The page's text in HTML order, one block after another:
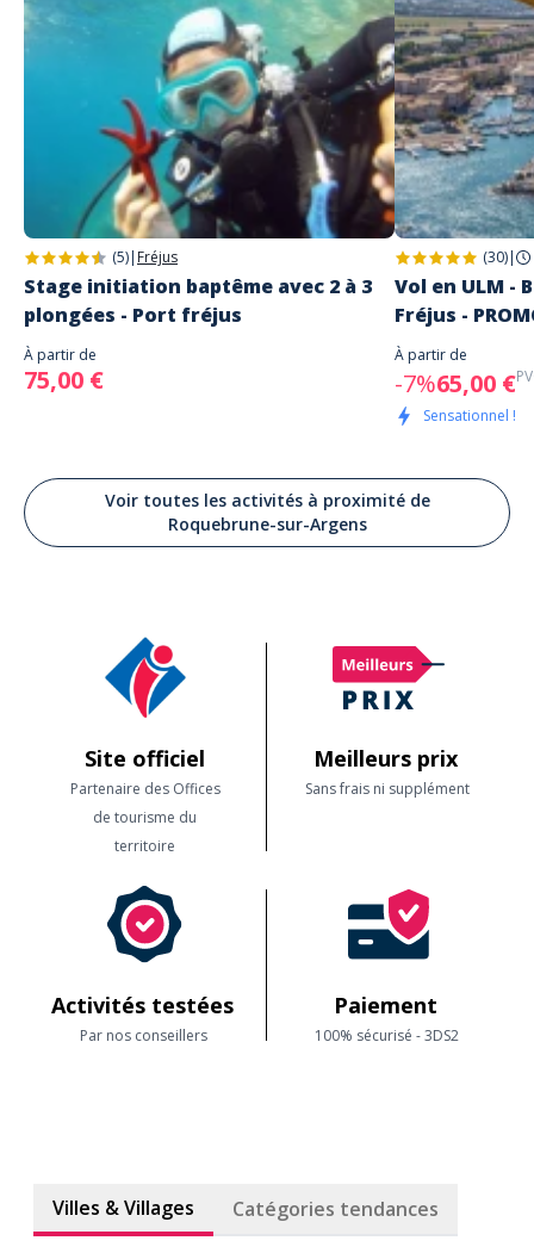
(5)| Fréjus
Stage initiation baptême avec 2 à 3
plongées - Port fréjus
À partir de
75,00 €
(30)|
Vol en ULM -
Fréjus -
À partir de
-7%65,00 €
Sensationnel !
Voir toutes les activités à proximité de
Roquebrune-sur-Argens
Site officiel
Partenaire des Offices
de tourisme du
territoire
Meilleurs prix
Sans frais ni supplément
Activités testées
Par nos conseillers
Paiement
100% sécurisé - 3DS2
Villes & Villages Catégories tendances